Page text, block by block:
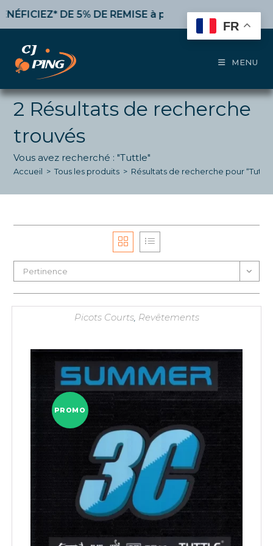
DE 5% DE REMISEà partir de 50€ d’achat,10%
MENU
2 Résultats de recherche
trouvés
Vous avez recherché : "Tuttle"
Accueil > Tous les produits > Résultats de recherche pour
Pertinence
Picots Courts, Revêtements
PROMO
FR